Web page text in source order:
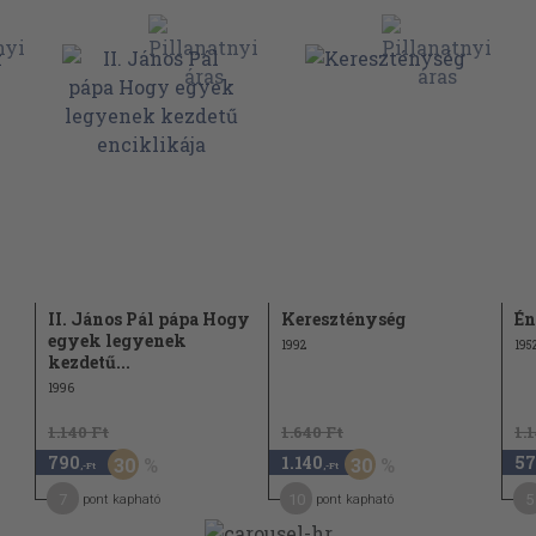
II. János Pál pápa Hogy
egyek legyenek
kezdetű...
1996
1.140 Ft
790 ,-Ft 30
pont kapható
Kereszténység
1992
1.640 Ft
1.140 ,-Ft 30
pont kapható